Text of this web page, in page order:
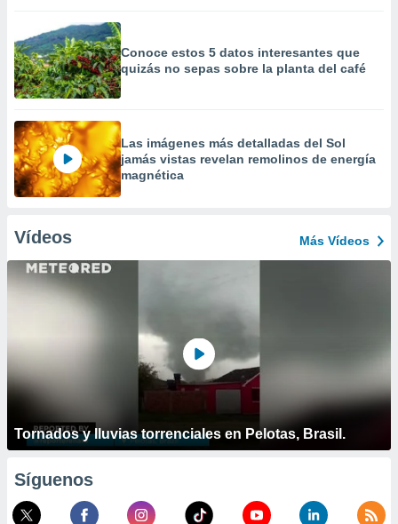
Conoce estos 5 datos interesantes que
quizás no sepas sobre la planta del café
Las imágenes más detalladas del Sol
jamás vistas revelan remolinos de energía
magnética
Vídeos Más Vídeos
Tornados y lluvias torrenciales en Pelotas, Brasil.
Síguenos